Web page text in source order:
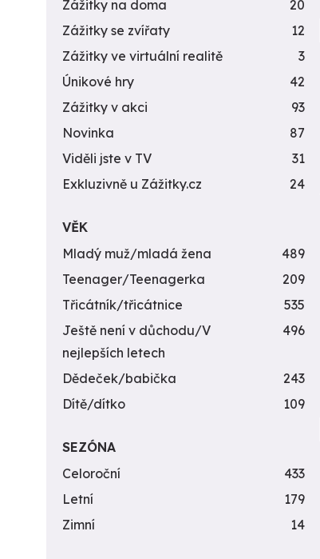
Zážitky na doma
20
Zážitky se zvířaty
12
Zážitky ve virtuální realitě
3
Únikové hry
42
Zážitky v akci
93
Novinka
87
Viděli jste v TV
31
Exkluzivně u Zážitky.cz
24
VĚK
Mladý muž/mladá žena
489
Teenager/Teenagerka
209
Třicátník/třicátnice
535
Ještě není v důchodu/V
nejlepších letech
496
Dědeček/babička
243
Dítě/dítko
109
SEZÓNA
Celoroční
433
Letní
179
Zimní
14